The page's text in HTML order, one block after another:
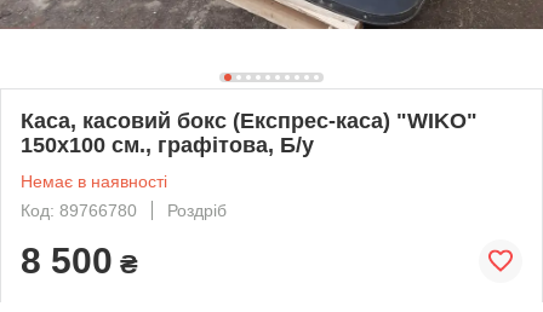
Каса, касовий бокс (Експрес-каса) "WIKO"
150х100 см., графітова, Б/у
Немає в наявності
Код: 89766780
Роздріб
8 500 ₴